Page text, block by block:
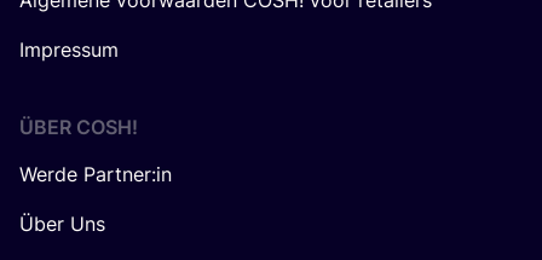
Impressum
ÜBER COSH!
Werde Partner:in
Über Uns